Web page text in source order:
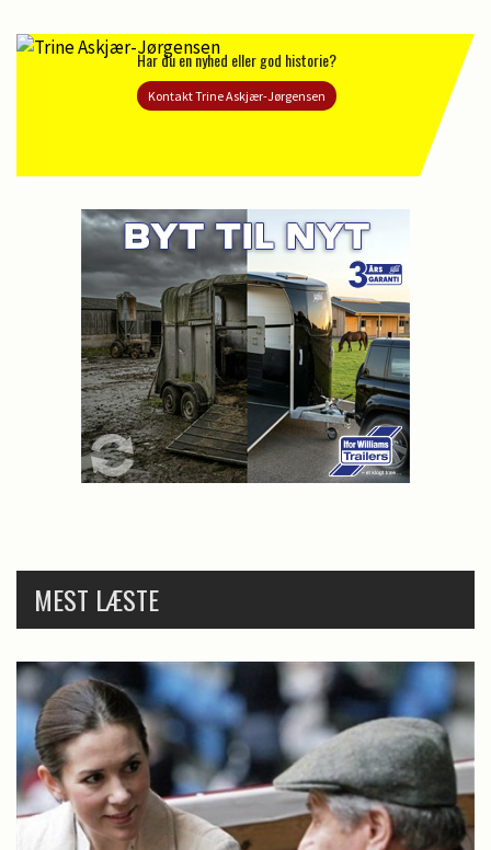
Har du en nyhed eller god historie?
Kontakt Trine Askjær-Jørgensen
MEST LÆSTE